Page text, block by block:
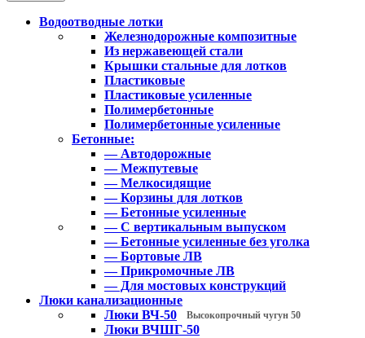
Водоотводные лотки
Железнодорожные композитные
Из нержавеющей стали
Крышки стальные для лотков
Пластиковые
Пластиковые усиленные
Полимербетонные
Полимербетонные усиленные
Бетонные:
— Автодорожные
— Межпутевые
— Мелкосидящие
— Корзины для лотков
— Бетонные усиленные
— С вертикальным выпуском
— Бетонные усиленные без уголка
— Бортовые ЛВ
— Прикромочные ЛВ
— Для мостовых конструкций
Люки канализационные
Люки ВЧ-50
Высокопрочный чугун 50
Люки ВЧШГ-50